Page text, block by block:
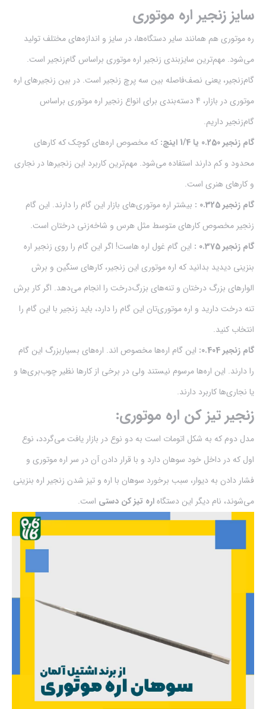
سایز زنجیر اره موتوری
ره موتوری هم همانند سایر دستگاه‌ها، در سایز و اندازه‌های مختلف تولید
می‌شود. مهم‌ترین سایزبندی زنجیر اره موتوری براساس گام‌زنجیر است.
گام‌زنجیر، یعنی نصف‌فاصله بین سه پرچ‌ زنجیر است. در بین زنجیرهای اره
موتوری در بازار، 4 دسته‌بندی برای انواع زنجیر اره موتوری براساس
گام‌زنجیر داریم.
گام زنجیر 0.250 یا 1/4 اینچ:
که مخصوص اره‌های کوچک که کارهای
محدود و کم دارند استفاده می‌شود. مهم‌ترین کاربرد این زنجیرها در نجاری
و کارهای هنری است.
گام زنجیر 0.325 :
بیشتر اره موتوری‌های بازار این گام را دارند. این گام
زنجیر مخصوص کارهای متوسط مثل هرس و شاخه‌زنی درختان است.
گام زنجیر 0.375 :
این گام غول اره هاست! اگر این گام را روی زنجیر اره
بنزینی دیدید بدانید که اره موتوری این زنجیر، کارهای سنگین و برش
الوارهای بزرگ درختان و تنه‌های بزرگ‌درخت را انجام می‌دهد. اگر کار برش‌
تنه‌‌ درخت دارید و اره موتوری‌تان این گام را دارد، باید زنجیر با این گام را
انتخاب کنید.
گام زنجیر 0.404:
این گام اره‌ها مخصوص اند. اره‌های بسیاربزرگ این گام
را دارند. این اره‌ها مرسوم نیستند ولی در برخی از کارها نظیر چوب‌بری‌ها و
یا نجاری‌ها کاربرد دارند.
زنجیر تیز کن اره موتوری:
مدل دوم که به شکل اتومات است به دو نوع در بازار یافت می‌گردد، نوع
اول که در داخل خود سوهان دارد و با قرار دادن آن در سر اره موتوری و
فشار دادن به دیوار، سبب برخورد سوهان با اره و تیز شدن زنجیر اره بنزینی
می‌شوند، نام دیگر این دستگاهاره تیز کن دستی است.